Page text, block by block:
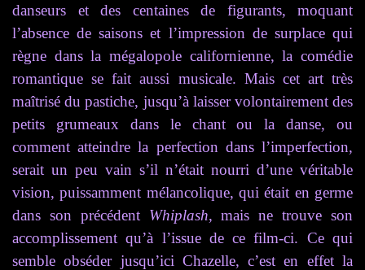
danseurs et des centaines de figurants, moquant
l’absence de saisons et l’impression de surplace qui
règne dans la mégalopole californienne, la comédie
romantique se fait aussi musicale. Mais cet art très
maîtrisé du pastiche, jusqu’à laisser volontairement des
petits grumeaux dans le chant ou la danse, ou
comment atteindre la perfection dans l’imperfection,
serait un peu vain s’il n’était nourri d’une véritable
vision, puissamment mélancolique, qui était en germe
dans son précédent Whiplash, mais ne trouve son
accomplissement qu’à l’issue de ce film-ci. Ce qui
semble obséder jusqu’ici Chazelle, c’est en effet la